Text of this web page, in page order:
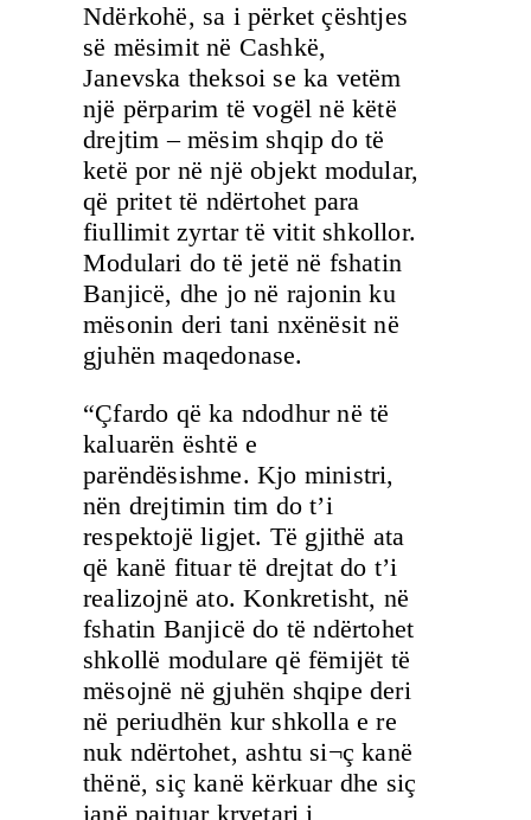
Ndërkohë, sa i përket çështjes
së mësimit në Cashkë,
Janevska theksoi se ka vetëm
një përparim të vogël në këtë
drejtim – mësim shqip do të
ketë por në një objekt modular,
që pritet të ndërtohet para
fiullimit zyrtar të vitit shkollor.
Modulari do të jetë në fshatin
Banjicë, dhe jo në rajonin ku
mësonin deri tani nxënësit në
gjuhën maqedonase.
“Çfardo që ka ndodhur në të
kaluarën është e
parëndësishme. Kjo ministri,
nën drejtimin tim do t’i
respektojë ligjet. Të gjithë ata
që kanë fituar të drejtat do t’i
realizojnë ato. Konkretisht, në
fshatin Banjicë do të ndërtohet
shkollë modulare që fëmijët të
mësojnë në gjuhën shqipe deri
në periudhën kur shkolla e re
nuk ndërtohet, ashtu si¬ç kanë
thënë, siç kanë kërkuar dhe siç
janë pajtuar kryetari i